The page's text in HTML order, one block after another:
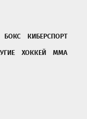
БОКС
КИБЕРСПОРТ
ХОККЕЙ
ММА